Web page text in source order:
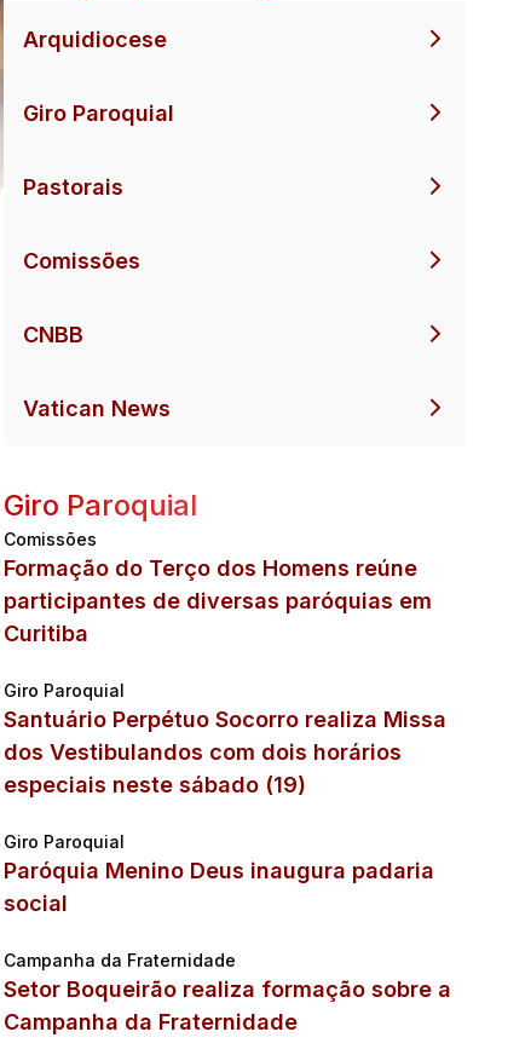
Arquidiocese
Giro Paroquial
Pastorais
Comissões
CNBB
Vatican News
Giro Paroquial
Comissões
Formação do Terço dos Homens reúne
participantes de diversas paróquias em
Curitiba
Giro Paroquial
Santuário Perpétuo Socorro realiza Missa
dos Vestibulandos com dois horários
especiais neste sábado (19)
Giro Paroquial
Paróquia Menino Deus inaugura padaria
social
Campanha da Fraternidade
Setor Boqueirão realiza formação sobre a
Campanha da Fraternidade